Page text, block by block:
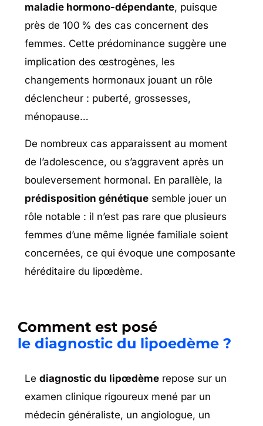
maladie hormono-dépendante, puisque
près de 100 % des cas concernent des
femmes. Cette prédominance suggère une
implication des œstrogènes, les
changements hormonaux jouant un rôle
déclencheur : puberté, grossesses,
ménopause…
De nombreux cas apparaissent au moment
de l’adolescence, ou s’aggravent après un
bouleversement hormonal. En parallèle, la
prédisposition génétique semble jouer un
rôle notable : il n’est pas rare que plusieurs
femmes d’une même lignée familiale soient
concernées, ce qui évoque une composante
héréditaire du lipœdème.
Comment est posé
le diagnostic du lipoedème ?
Le diagnostic du lipœdème repose sur un
examen clinique rigoureux mené par un
médecin généraliste, un angiologue, un